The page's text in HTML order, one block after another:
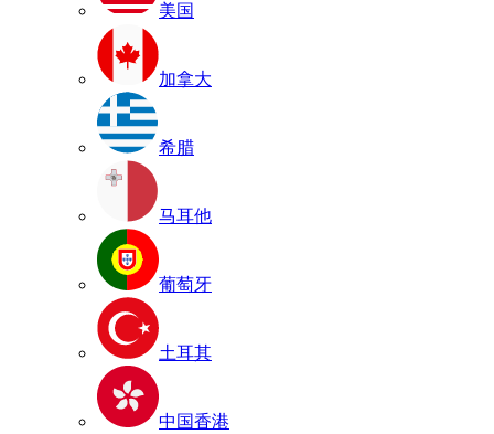
美国
加拿大
希腊
马耳他
葡萄牙
土耳其
中国香港